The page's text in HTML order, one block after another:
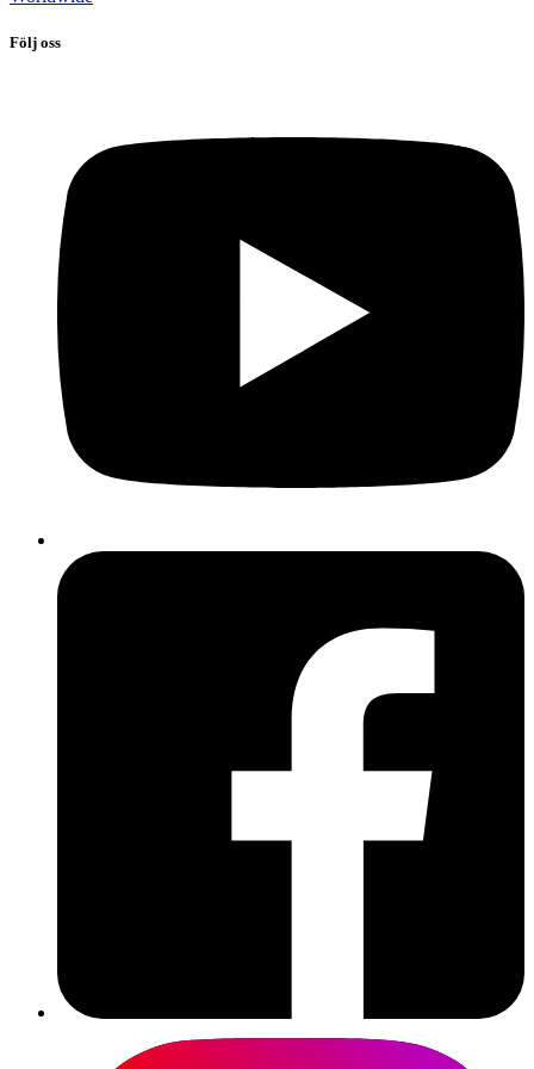
Följ oss